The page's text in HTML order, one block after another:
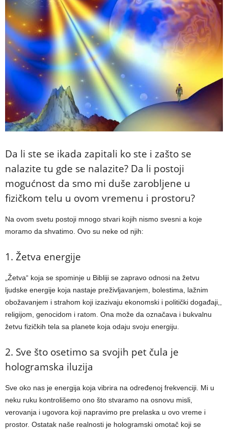
Da li ste se ikada zapitali ko ste i zašto se
nalazite tu gde se nalazite? Da li postoji
mogućnost da smo mi duše zarobljene u
fizičkom telu u ovom vremenu i prostoru?
Na ovom svetu postoji mnogo stvari kojih nismo svesni a koje
moramo da shvatimo. Ovo su neke od njih:
1. Žetva energije
„Žetva“ koja se spominje u Bibliji se zapravo odnosi na žetvu
ljudske energije koja nastaje preživljavanjem, bolestima, lažnim
obožavanjem i strahom koji izazivaju ekonomski i politički događaji,,
religijom, genocidom i ratom. Ona može da označava i bukvalnu
žetvu fizičkih tela sa planete koja odaju svoju energiju.
2. Sve što osetimo sa svojih pet čula je
hologramska iluzija
Sve oko nas je energija koja vibrira na određenoj frekvenciji. Mi u
neku ruku kontrolišemo ono što stvaramo na osnovu misli,
verovanja i ugovora koji napravimo pre prelaska u ovo vreme i
prostor. Ostatak naše realnosti je hologramski omotač koji se